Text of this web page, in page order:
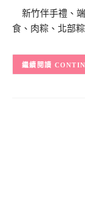
新竹伴手禮、
食、肉粽、北部